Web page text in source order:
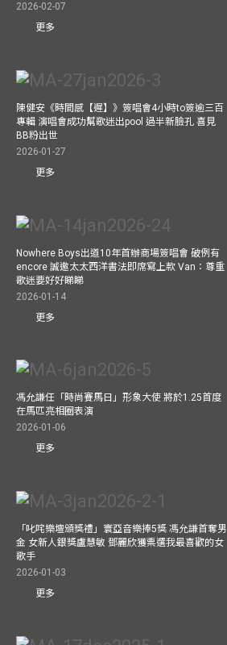
2026-02-07
更多
陳健安《時間感【遲】》簽唱會4小時to簽逾三百
專輯 演唱會成功幫歌迷出pool 過半新臉孔 喜見
BB粉出世
2026-01-27
更多
Nowhere Boys出道10年首辦商場簽唱會 破例有
encore 誠邀太太西洋書法即席寫上款 Van：尊重
歌迷要好好睇睇
2026-01-14
更多
馮允謙任「時尚賽馬日」形象大使 將於1.25首度
在馬匹亮相圈表演
2026-01-06
更多
「叱咤樂壇頒獎禮」寰亞音樂捧5獎 馮允謙首奪男
金 女新人銀獎盧慧敏 鄧麗欣獲票選我最喜歡的女
歌手
2026-01-03
更多